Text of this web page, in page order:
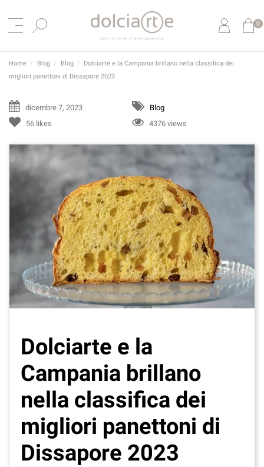
0
Home Blog Blog
Dolciarte e la Campania brillano nella classifica dei
migliori panettoni di Dissapore 2023
dicembre 7, 2023
Blog
56 likes 4376 views
Dolciarte e la
Campania brillano
nella classifica dei
migliori panettoni di
Dissapore 2023